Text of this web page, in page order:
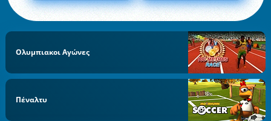
Ολυμπιακοι Αγώνες
Πέναλτυ